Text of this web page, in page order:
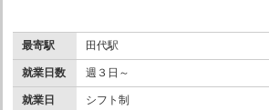
最寄駅 田代駅
就業日数 週３日～
就業日 シフト制